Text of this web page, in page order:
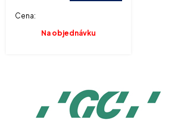
Cena:
Na objednávku